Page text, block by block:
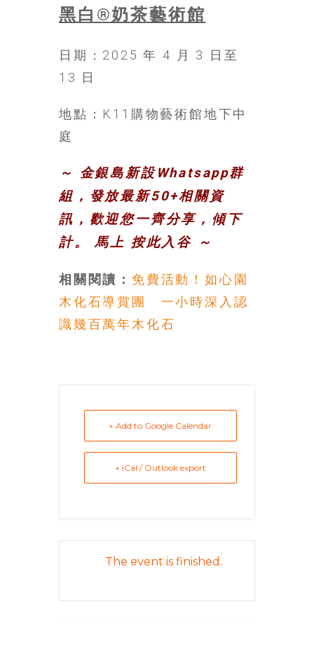
黑白®奶茶藝術館
日期：2025 年 4 月 3 日至
13 日
地點：K11購物藝術館地下中
庭
～ 金銀島新設Whatsapp群
組，發放最新50+相關資
訊，歡迎您一齊分享，傾下
計。 馬上 按此入谷 ～
相關閱讀： 免費活動！如心園
木化石導賞團 一小時深入認
識幾百萬年木化石
+ Add to Google Calendar
+ iCal / Outlook export
The event is finished.